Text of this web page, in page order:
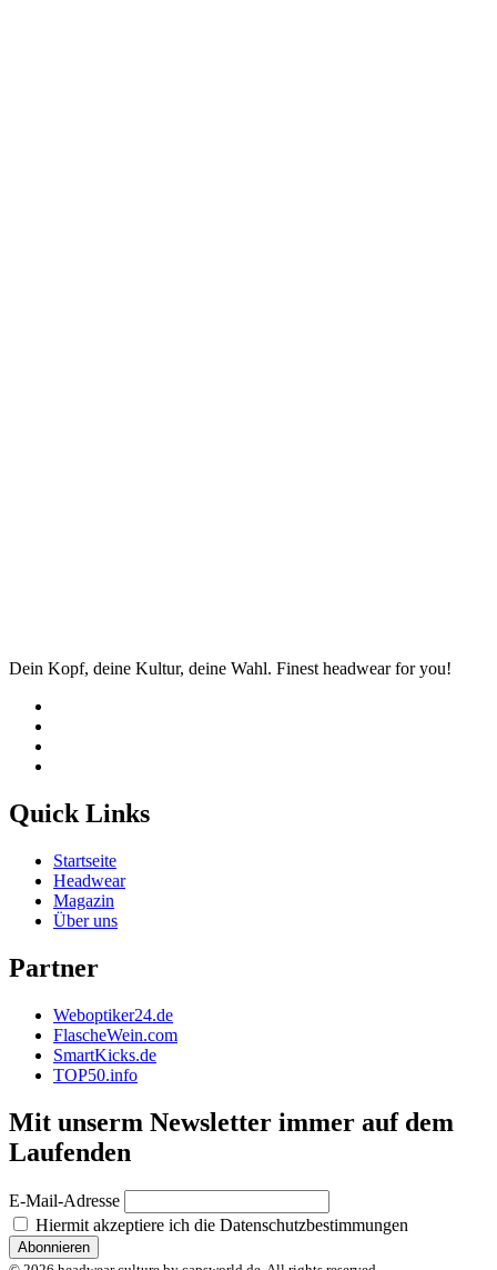
Dein Kopf, deine Kultur, deine Wahl. Finest headwear for you!
Quick Links
Startseite
Headwear
Magazin
Über uns
Partner
Weboptiker24.de
FlascheWein.com
SmartKicks.de
TOP50.info
Mit unserm Newsletter immer auf dem
Laufenden
E-Mail-Adresse
Hiermit akzeptiere ich die Datenschutzbestimmungen